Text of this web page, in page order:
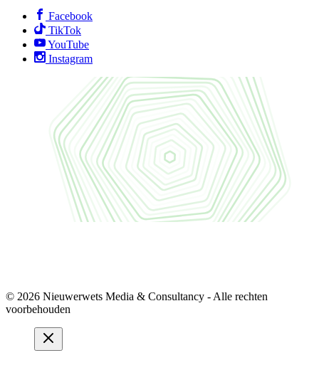
Facebook
TikTok
YouTube
Instagram
© 2026 Nieuwerwets Media & Consultancy - Alle rechten
voorbehouden